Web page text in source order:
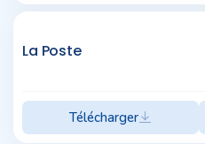
La Poste
Télécharger